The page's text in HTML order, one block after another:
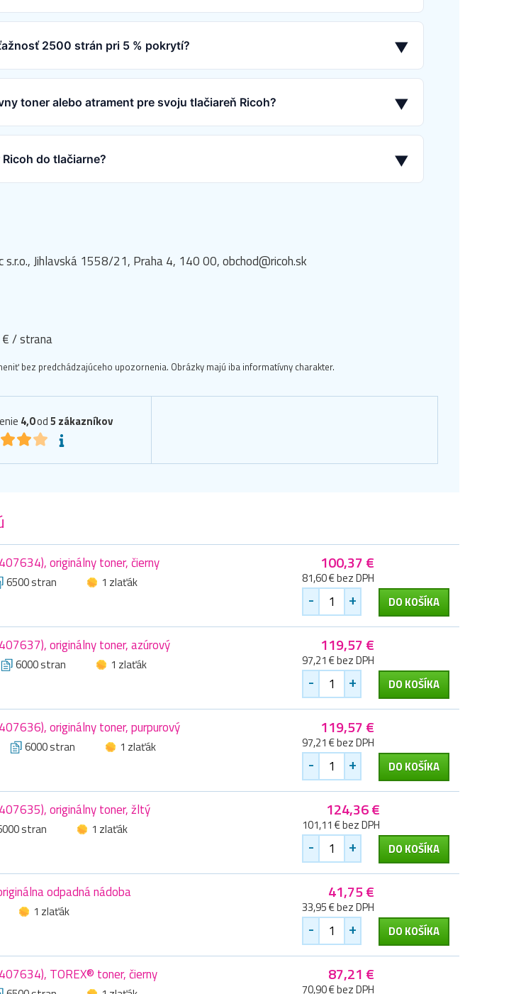
2500 strán pri 5 % pokrytí? ▼
toner alebo atrament pre svoju tlačiareň Ricoh? ▼
do tlačiarne? ▼
s.r.o., Jihlavská 1558/21, Praha 4, 140 00, obchod@ricoh.sk
€ / strana
bez predchádzajúceho upozornenia. Obrázky majú iba informatívny charakter.
4,0od5 zákazníkov
originálny toner, čierny
6500 stran
1 zlaťák
100,37 €
81,60 € bez DPH
- + DO KOŠÍKA
originálny toner, azúrový
6000 stran
1 zlaťák
119,57 €
97,21 € bez DPH
- + DO KOŠÍKA
originálny toner, purpurový
6000 stran
1 zlaťák
119,57 €
97,21 € bez DPH
- + DO KOŠÍKA
originálny toner, žltý
stran
1 zlaťák
124,36 €
101,11 € bez DPH
- + DO KOŠÍKA
odpadná nádoba
1 zlaťák
41,75 €
33,95 € bez DPH
- + DO KOŠÍKA
TOREX® toner, čierny 87,21 €
70,90 € bez DPH